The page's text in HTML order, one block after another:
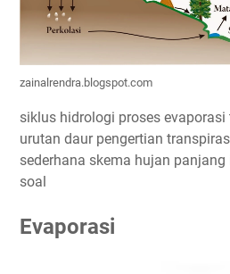
zainalrendra.blogspot.com
siklus hidrologi proses
urutan daur pengertian
sederhana skema hujan
soal
Evaporasi